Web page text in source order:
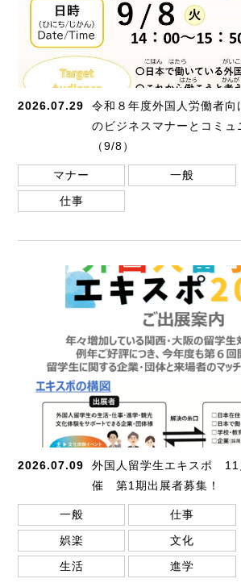
2026.07.29
令和８年度外国人労働者向
のビジネスマナーとコミュ
（9/8）
マナー
一般
仕事
2026.07.09
外国人留学生エキスポ 11
催 第1期出展者募集！
一般
仕事
娯楽
文化
生活
進学